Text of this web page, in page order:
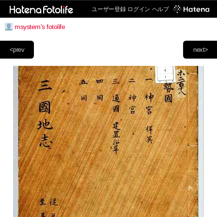
ユーザー登録 ログイン ヘルプ
msystem's fotolife
next>
<prev